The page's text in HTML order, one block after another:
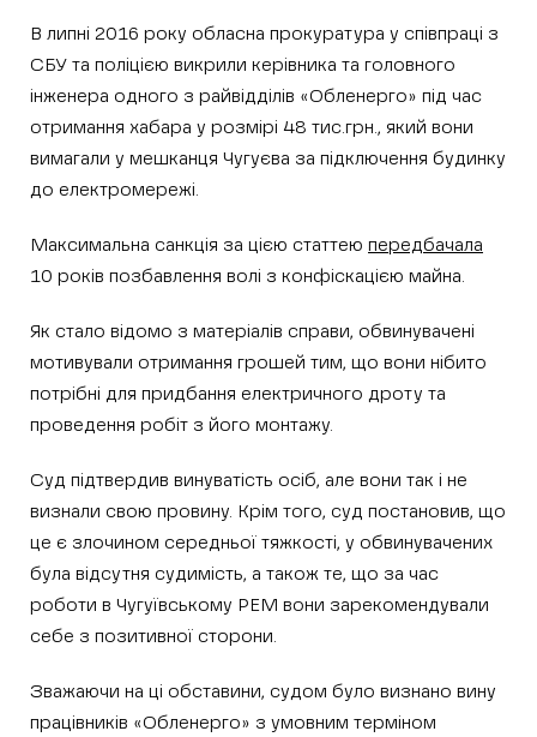
В липні 2016 року обласна прокуратура у співпраці з
СБУ та поліцією викрили керівника та головного
інженера одного з райвідділів «Обленерго» під час
отримання хабара у розмірі 48 тис.грн., який вони
вимагали у мешканця Чугуєва за підключення будинку
до електромережі.
Максимальна санкція за цією статтею передбачала
10 років позбавлення волі з конфіскацією майна.
Як стало відомо з матеріалів справи, обвинувачені
мотивували отримання грошей тим, що вони нібито
потрібні для придбання електричного дроту та
проведення робіт з його монтажу.
Суд підтвердив винуватість осіб, але вони так і не
визнали свою провину. Крім того, суд постановив, що
це є злочином середньої тяжкості, у обвинувачених
була відсутня судимість, а також те, що за час
роботи в Чугуївському РЕМ вони зарекомендували
себе з позитивної сторони.
Зважаючи на ці обставини, судом було визнано вину
працівників «Обленерго» з умовним терміном